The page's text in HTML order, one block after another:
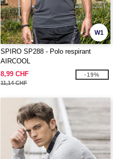
W1
SPIRO SP288 - Polo respirant
AIRCOOL
8,99 CHF
11,14 CHF
-19%